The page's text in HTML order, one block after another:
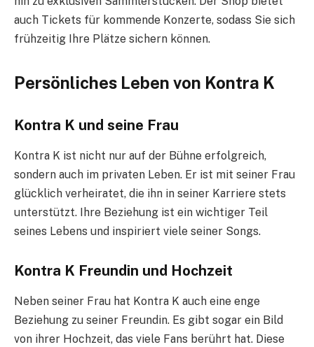
auch Tickets für kommende Konzerte, sodass Sie sich
frühzeitig Ihre Plätze sichern können.
Persönliches Leben von Kontra K
Kontra K und seine Frau
Kontra K ist nicht nur auf der Bühne erfolgreich,
sondern auch im privaten Leben. Er ist mit seiner Frau
glücklich verheiratet, die ihn in seiner Karriere stets
unterstützt. Ihre Beziehung ist ein wichtiger Teil
seines Lebens und inspiriert viele seiner Songs.
Kontra K Freundin und Hochzeit
Neben seiner Frau hat Kontra K auch eine enge
Beziehung zu seiner Freundin. Es gibt sogar ein Bild
von ihrer Hochzeit, das viele Fans berührt hat. Diese